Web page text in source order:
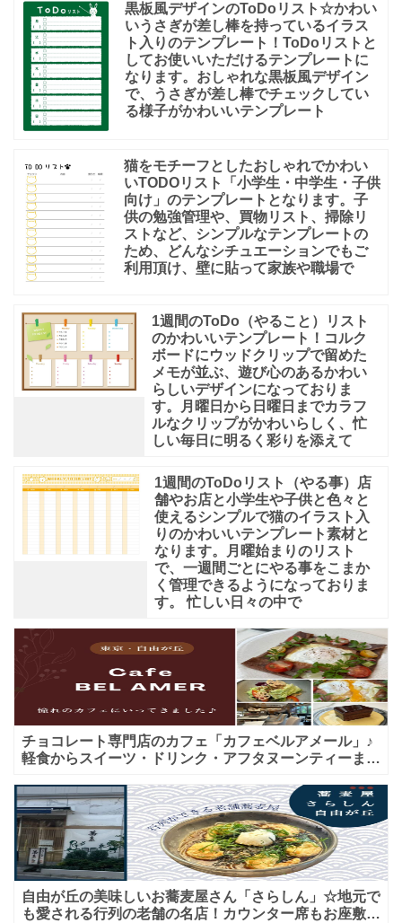
黒板風デザインのToDoリスト☆かわい
いうさぎが差し棒を持っているイラス
ト入りのテンプレート！ToDoリストと
してお使いいただけるテンプレートに
なります。おしゃれな黒板風デザイン
で、うさぎが差し棒でチェックしてい
る様子がかわいいテンプレート
猫をモチーフとしたおしゃれでかわい
いTODOリスト「小学生・中学生・子供
向け」のテンプレートとなります。子
供の勉強管理や、買物リスト、掃除リ
ストなど、シンプルなテンプレートの
ため、どんなシチュエーションでもご
利用頂け、壁に貼って家族や職場で
1週間のToDo（やること）リスト
のかわいいテンプレート！コルク
ボードにウッドクリップで留めた
メモが並ぶ、遊び心のあるかわい
らしいデザインになっておりま
す。月曜日から日曜日までカラフ
ルなクリップがかわいらしく、忙
しい毎日に明るく彩りを添えて
1週間のToDoリスト（やる事）店
舗やお店と小学生や子供と色々と
使えるシンプルで猫のイラスト入
りのかわいいテンプレート素材と
なります。月曜始まりのリスト
で、一週間ごとにやる事をこまか
く管理できるようになっておりま
す。 忙しい日々の中で
チョコレート専門店のカフェ「カフェベルアメール」♪
軽食からスイーツ・ドリンク・アフタヌーンティーまで
自由が丘の美味しいお蕎麦屋さん「さらしん」☆地元で
も愛される行列の老舗の名店！カウンター席もお座敷も